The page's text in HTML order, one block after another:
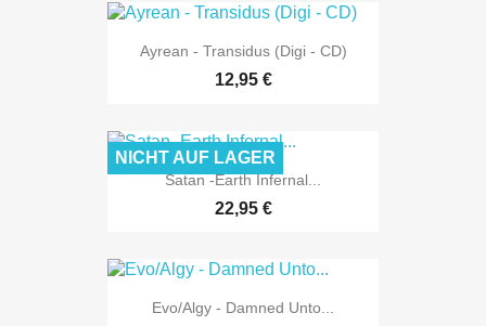
Ayrean - Transidus (Digi - CD)
12,95 €
Satan -Earth Infernal...
22,95 €
NICHT AUF LAGER
Evo/Algy - Damned Unto...